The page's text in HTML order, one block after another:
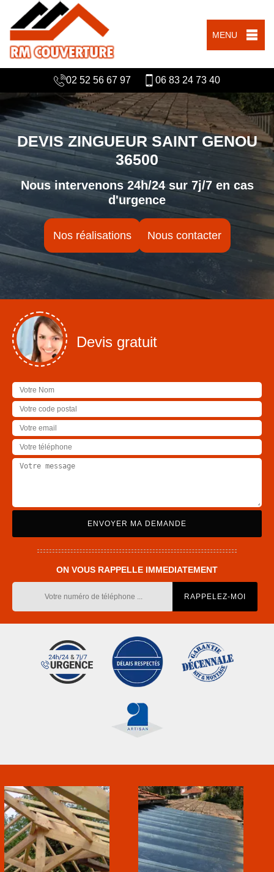
MENU
02 52 56 67 97 06 83 24 73 40
DEVIS ZINGUEUR SAINT GENOU
36500
Nous intervenons 24h/24 sur 7j/7 en cas
d'urgence
Nos réalisations Nous contacter
Devis gratuit
ON VOUS RAPPELLE IMMEDIATEMENT